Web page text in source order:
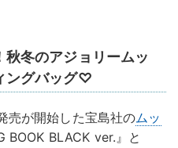
秋冬のアジョリームッ
ングバッグ♡
売が開始した宝島社のムッ
BOOK BLACK ver.』と